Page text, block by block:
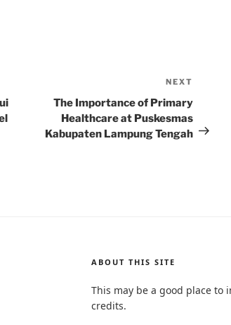
Post
NEXT
The Importance of Primary
Healthcare at Puskesmas
Kabupaten Lampung Tengah
ABOUT THIS SITE
This may be a good place to
credits.